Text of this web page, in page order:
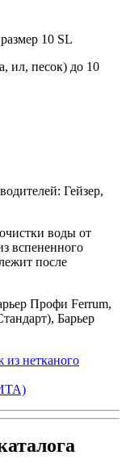
10 SL
ил, песок) до 10
Гейзер,
воды от
вспененного
после
Профи Ferrum,
Барьер
нетканого